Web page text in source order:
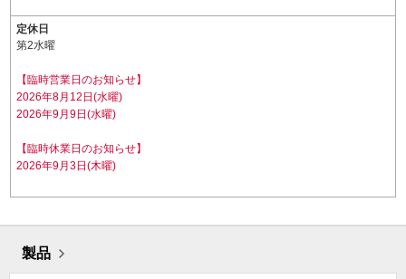
定休日
第2水曜
【臨時営業日のお知らせ】
2026年8月12日(水曜)
2026年9月9日(水曜)
【臨時休業日のお知らせ】
2026年9月3日(木曜)
製品